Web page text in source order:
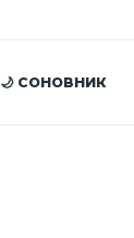
🌙 СОНОВНИК